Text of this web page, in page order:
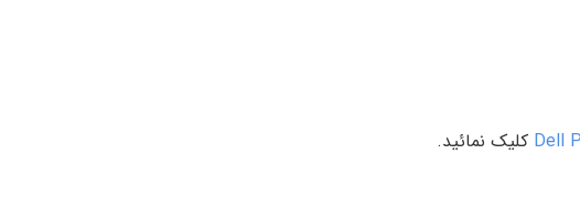
Dell کلیک نمائید.